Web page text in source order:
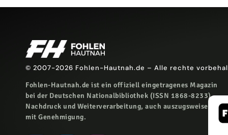
© 2007-2026 Fohlen-Hautnah.de – Alle rechte
Fohlen-Hautnah.de ist ein offiziell eingetragenes Magazin
bei der Deutschen Nationalbibliothek (ISSN 1868-8233).
Nachdruck und Weiterverarbeitung, auch auszugsweise, nur
mit Genehmigung.